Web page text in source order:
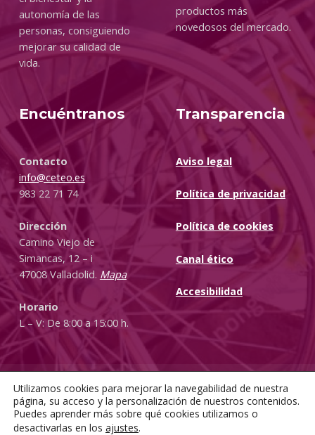
autonomía de las
personas, consiguiendo
mejorar su calidad de
vida.
productos más
novedosos del mercado.
Encuéntranos
Contacto
info@ceteo.es
983 22 71 74
Dirección
Camino Viejo de
Simancas, 12 – i
47008 Valladolid. Mapa
Horario
L – V: De 8:00 a 15:00 h.
Transparencia
Aviso legal
Política de privacidad
Política de cookies
Canal ético
Accesibilidad
Diseñado por un proyecto de
Facebook
Instagram
Back to top ↑
Utilizamos cookies para mejorar la navegabilidad de nuestra
página, su acceso y la personalización de nuestros contenidos.
Puedes aprender más sobre qué cookies utilizamos o
desactivarlas en los ajustes.